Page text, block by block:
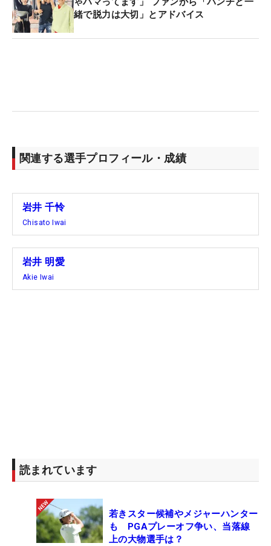
緒で脱力は大切」とアドバイス
関連する選手プロフィール・成績
岩井 千怜
Chisato Iwai
岩井 明愛
Akie Iwai
読まれています
若きスター候補やメジャーハンター
も PGAプレーオフ争い、当落線
上の大物選手は？